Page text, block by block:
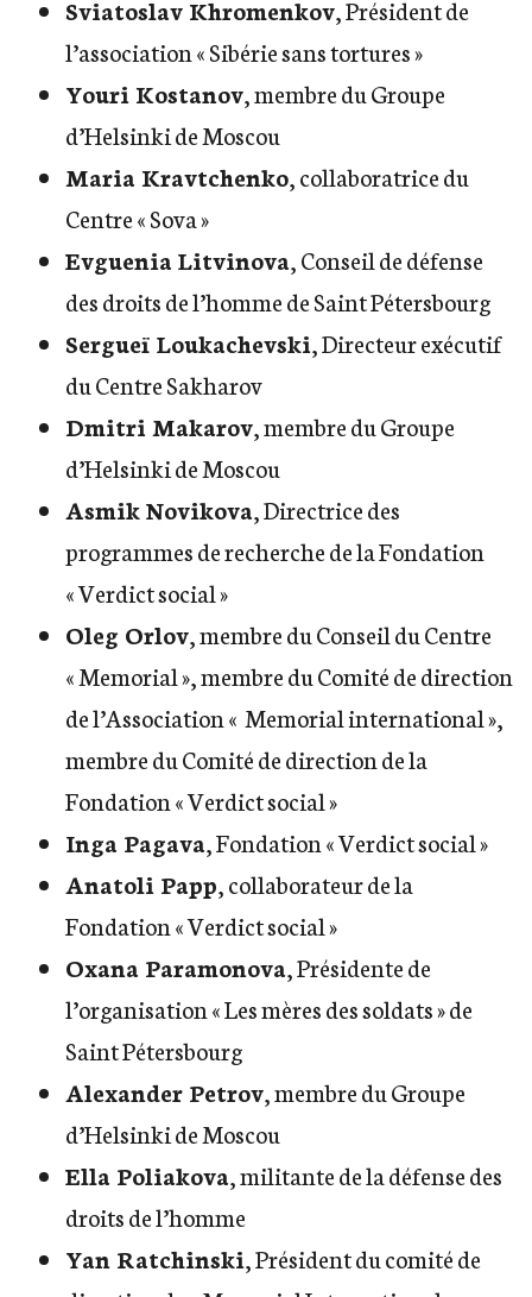
Sviatoslav Khromenkov, Président de
l’association « Sibérie sans tortures »
Youri Kostanov, membre du Groupe
d’Helsinki de Moscou
Maria Kravtchenko, collaboratrice du
Centre « Sova »
Evguenia Litvinova, Conseil de défense
des droits de l’homme de Saint Pétersbourg
Sergueï Loukachevski, Directeur exécutif
du Centre Sakharov
Dmitri Makarov, membre du Groupe
d’Helsinki de Moscou
Asmik Novikova, Directrice des
programmes de recherche de la Fondation
« Verdict social »
Oleg Orlov, membre du Conseil du Centre
« Memorial », membre du Comité de direction
de l’Association « Memorial international »,
membre du Comité de direction de la
Fondation « Verdict social »
Inga Pagava, Fondation « Verdict social »
Anatoli Papp, collaborateur de la
Fondation « Verdict social »
Oxana Paramonova, Présidente de
l’organisation « Les mères des soldats » de
Saint Pétersbourg
Alexander Petrov, membre du Groupe
d’Helsinki de Moscou
Ella Poliakova, militante de la défense des
droits de l’homme
Yan Ratchinski, Président du comité de